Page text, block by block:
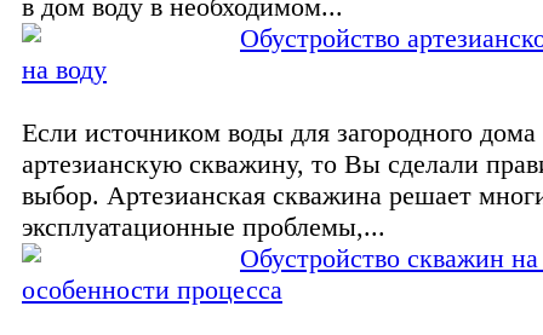
в дом воду в необходимом...
Обустройство
на воду
Если источником воды для загородного
артезианскую скважину, то Вы сделали
выбор. Артезианская скважина решает
эксплуатационные проблемы,...
Обустройство скважин
особенности процесса